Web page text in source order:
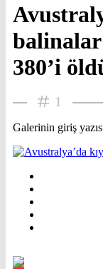
380’i
1
Galerinin giriş